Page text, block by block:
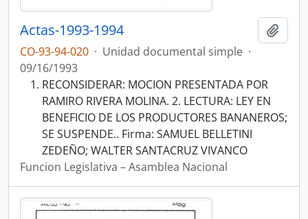
Actas-1993-1994
CO-93-94-020 · Unidad documental simple ·
09/16/1993
RECONSIDERAR: MOCION PRESENTADA POR
RAMIRO RIVERA MOLINA. 2. LECTURA: LEY EN
BENEFICIO DE LOS PRODUCTORES BANANEROS;
SE SUSPENDE.. Firma: SAMUEL BELLETINI
ZEDEÑO; WALTER SANTACRUZ VIVANCO
Funcion Legislativa – Asamblea Nacional